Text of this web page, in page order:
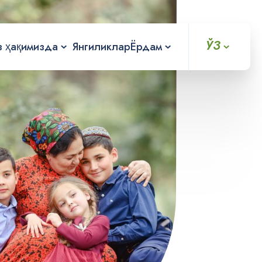
ҳақимизда ЯнгиликларЁрдам ЎЗ